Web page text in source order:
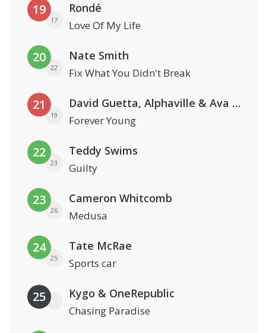
19
17
Rondé
Love Of My Life
20
22
Nate Smith
Fix What You Didn't Break
21
19
David Guetta, Alphaville & Ava Max
Forever Young
22
23
Teddy Swims
Guilty
23
26
Cameron Whitcomb
Medusa
24
25
Tate McRae
Sports car
25 Kygo & OneRepublic
Chasing Paradise